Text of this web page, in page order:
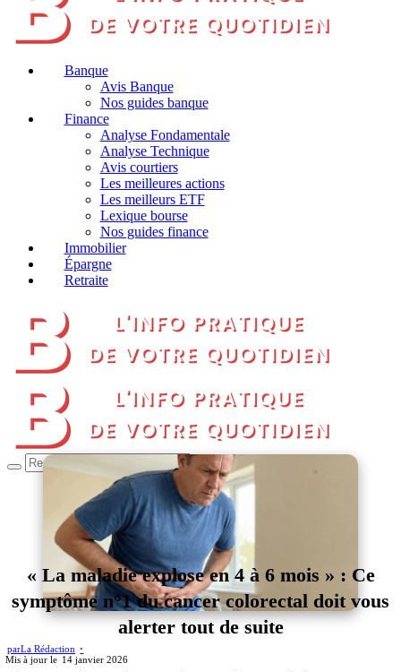
Banque
Avis Banque
Nos guides banque
Finance
Analyse Fondamentale
Analyse Technique
Avis courtiers
Les meilleures actions
Les meilleurs ETF
Lexique bourse
Nos guides finance
Immobilier
Épargne
Retraite
« La maladie explose en 4 à 6 mois » : Ce
symptôme n°1 du cancer colorectal doit vous
alerter tout de suite
parLa Rédaction
14 janvier 2026